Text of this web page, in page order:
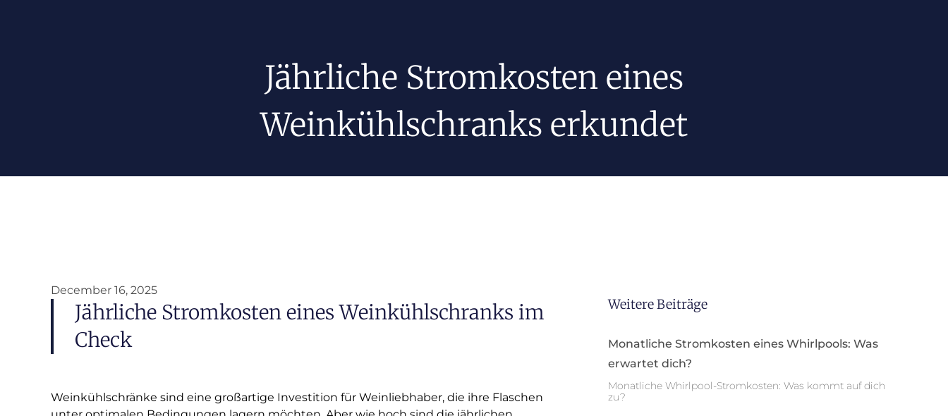
Jährliche Stromkosten eines
Weinkühlschranks erkundet
December 16, 2025
Jährliche Stromkosten eines Weinkühlschranks im
Check
Weinkühlschränke sind eine großartige Investition für Weinliebhaber, die ihre Flaschen
Weitere Beiträge
Monatliche Stromkosten eines Whirlpools: Was
erwartet dich?
Monatliche Whirlpool-Stromkosten: Was kommt auf dich
zu?